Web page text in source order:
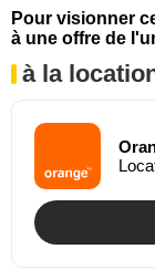
Pour visionner
à une offre de
à la